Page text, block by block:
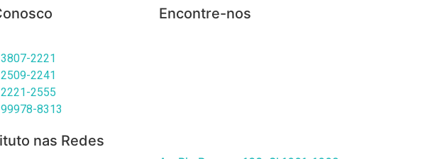
2221
2241
2555
8313
nas Redes
Encontre-nos